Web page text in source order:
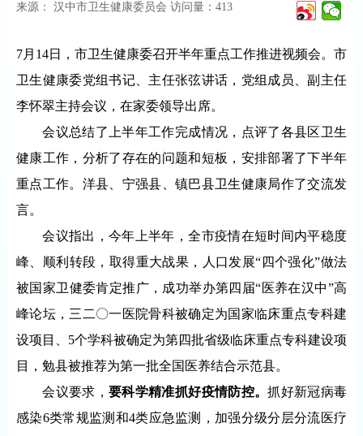
来源： 汉中市卫生健康委员会 访问量： 413
7月14日，市卫生健康委召开半年重点工作推进视频会。市
卫生健康委党组书记、主任张弦讲话，党组成员、副主任
李怀翠主持会议，在家委领导出席。
会议总结了上半年工作完成情况，点评了各县区卫生
健康工作，分析了存在的问题和短板，安排部署了下半年
重点工作。洋县、宁强县、镇巴县卫生健康局作了交流发
言。
会议指出，今年上半年，全市疫情在短时间内平稳度
峰、顺利转段，取得重大战果，人口发展“四个强化”做法
被国家卫健委肯定推广，成功举办第四届“医养在汉中”高
峰论坛，三二〇一医院骨科被确定为国家临床重点专科建
设项目、5个学科被确定为第四批省级临床重点专科建设项
目，勉县被推荐为第一批全国医养结合示范县。
会议要求，要科学精准抓好疫情防控。抓好新冠病毒
感染6类常规监测和4类应急监测，加强分级分层分流医疗